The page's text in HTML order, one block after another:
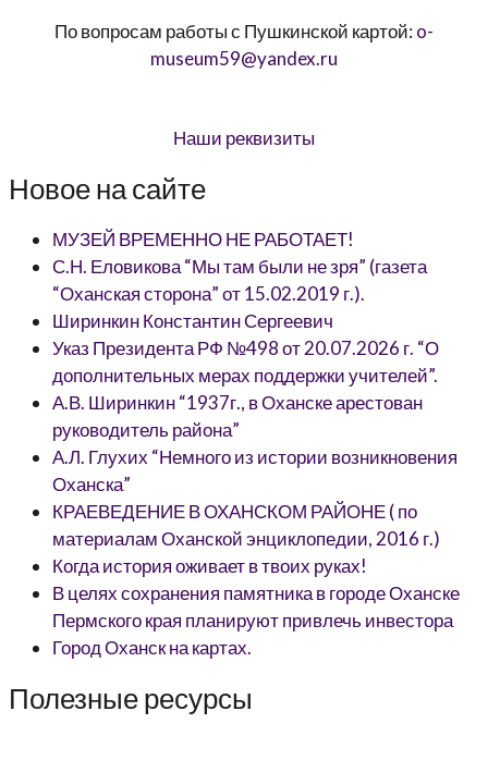
По вопросам работы с Пушкинской картой: o-
museum59@yandex.ru
Наши реквизиты
Новое на сайте
МУЗЕЙ ВРЕМЕННО НЕ РАБОТАЕТ!
С.Н. Еловикова “Мы там были не зря” (газета
“Оханская сторона” от 15.02.2019 г.).
Ширинкин Константин Сергеевич
Указ Президента РФ №498 от 20.07.2026 г. “О
дополнительных мерах поддержки учителей”.
А.В. Ширинкин “1937г., в Оханске арестован
руководитель района”
А.Л. Глухих “Немного из истории возникновения
Оханска”
КРАЕВЕДЕНИЕ В ОХАНСКОМ РАЙОНЕ ( по
материалам Оханской энциклопедии, 2016 г.)
Когда история оживает в твоих руках!
В целях сохранения памятника в городе Оханске
Пермского края планируют привлечь инвестора
Город Оханск на картах.
Полезные ресурсы